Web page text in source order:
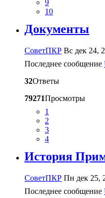
9
10
Документы
CоветПКР Вс дек 24,
Последнее сообщение
32Ответы
79271Просмотры
1
2
3
4
История
CоветПКР Пн дек 25,
Последнее сообщение